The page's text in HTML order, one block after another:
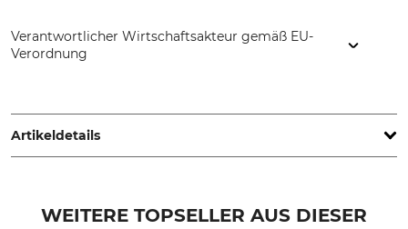
Verantwortlicher Wirtschaftsakteur gemäß EU-
Verordnung
Göteborg, Sweden, www.hultaforsgroup.com
Artikeldetails
WEITERE TOPSELLER AUS DIESER